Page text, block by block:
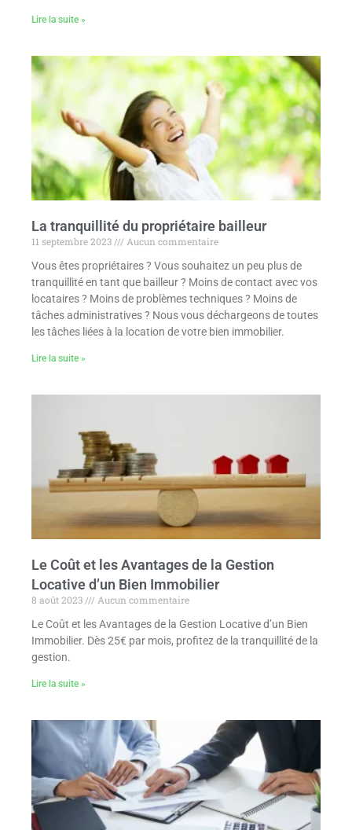
Lire la suite »
La tranquillité du propriétaire bailleur
11 septembre 2023
Aucun commentaire
Vous êtes propriétaires ? Vous souhaitez un peu plus de
tranquillité en tant que bailleur ? Moins de contact avec vos
locataires ? Moins de problèmes techniques ? Moins de
tâches administratives ? Nous vous déchargeons de toutes
les tâches liées à la location de votre bien immobilier.
Lire la suite »
Le Coût et les Avantages de la Gestion
Locative d’un Bien Immobilier
8 août 2023
Aucun commentaire
Le Coût et les Avantages de la Gestion Locative d’un Bien
Immobilier. Dès 25€ par mois, profitez de la tranquillité de la
gestion.
Lire la suite »